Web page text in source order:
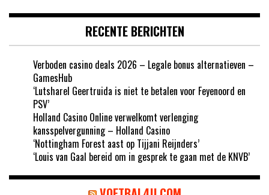
RECENTE BERICHTEN
Verboden casino deals 2026 – Legale bonus alternatieven –
GamesHub
‘Lutsharel Geertruida is niet te betalen voor Feyenoord en
PSV’
Holland Casino Online verwelkomt verlenging
kansspelvergunning – Holland Casino
‘Nottingham Forest aast op Tijjani Reijnders’
‘Louis van Gaal bereid om in gesprek te gaan met de KNVB’